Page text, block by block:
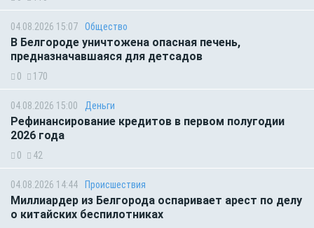
04.08.2026 15:07 Общество
В Белгороде уничтожена опасная печень,
предназначавшаяся для детсадов
0 170
04.08.2026 15:00 Деньги
Рефинансирование кредитов в первом полугодии
2026 года
0 42
04.08.2026 14:44 Происшествия
Миллиардер из Белгорода оспаривает арест по делу
о китайских беспилотниках